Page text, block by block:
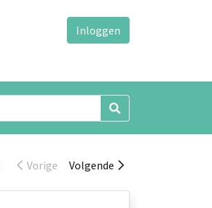
Inloggen
Vorige Volgende